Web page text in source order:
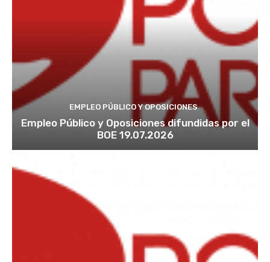
EMPLEO PÚBLICO Y OPOSICIONES
Empleo Público y Oposiciones difundidas por el
BOE 19.07.2026